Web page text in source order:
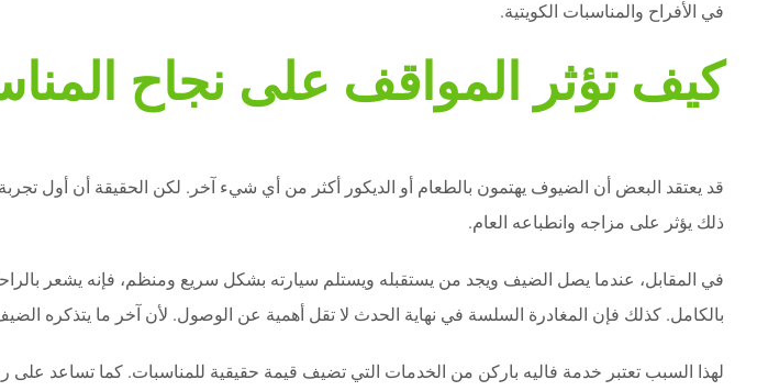
في الأفراح والمناسبات الكويتية.
كيف تؤثر المواقف على نجاح
قد يعتقد البعض أن الضيوف يهتمون بالطعام أو الديكور أكثر من أي شيء آخر. لكن الحقيقة أن أول
ذلك يؤثر على مزاجه وانطباعه العام.
في المقابل، عندما يصل الضيف ويجد من يستقبله ويستلم سيارته بشكل سريع ومنظم، فإنه يشعر بالراحة
بالكامل. كذلك فإن المغادرة السلسة في نهاية الحدث لا تقل أهمية عن الوصول. لأن آخر ما يتذكره
لهذا السبب تعتبر خدمة فاليه باركن من الخدمات التي تضيف قيمة حقيقية للمناسبات. كما تساعد